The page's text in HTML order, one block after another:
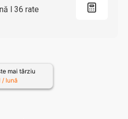
l 36 rate
mai târziu
/ lună